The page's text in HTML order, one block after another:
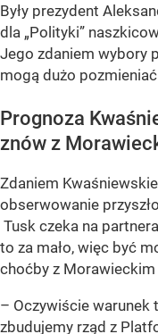
Były prezydent
dla „Polityki”
Jego zdaniem wybory
mogą dużo
Prognoza
znów z
Zdaniem
obserwowanie
Tusk czeka na
to za mało, więc być
choćby z Morawieckim
– Oczywiście warunek
zbudujemy rząd z